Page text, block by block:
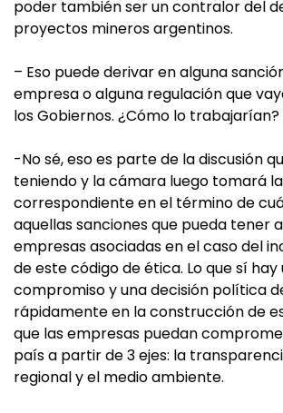
poder también ser un contralor del
proyectos mineros argentinos.
– Eso puede derivar en alguna
empresa o alguna regulación que
los Gobiernos. ¿Cómo lo trabajarían?
-No sé, eso es parte de la discusión
teniendo y la cámara luego tomará
correspondiente en el término de
aquellas sanciones que pueda tener
empresas asociadas en el caso del
de este código de ética. Lo que sí hay
compromiso y una decisión política
rápidamente en la construcción de
que las empresas puedan
país a partir de 3 ejes: la
regional y el medio ambiente.